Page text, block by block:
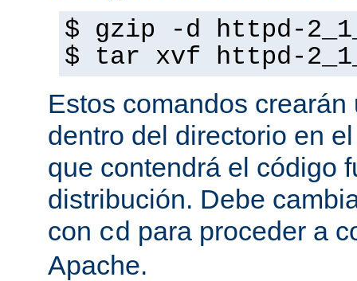
$ gzip -d httpd-
$ tar xvf httpd-
Estos comandos
dentro del directorio en
que contendrá el código
distribución. Debe
con cd para proceder a
Apache.